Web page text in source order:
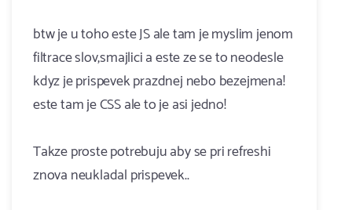
btw je u toho este JS ale tam je myslim jenom
filtrace slov,smajlici a este ze se to neodesle
kdyz je prispevek prazdnej nebo bezejmena!
este tam je CSS ale to je asi jedno!
Takze proste potrebuju aby se pri refreshi
znova neukladal prispevek..